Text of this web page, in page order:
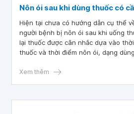
Nôn ói sau khi dùng thuốc có
Hiện tại chưa có hướng dẫn cụ thể
người bệnh bị nôn ói sau khi uống
lại thuốc được cân nhắc dựa vào
thuốc và thời điểm nôn ói, dạng
Xem thêm